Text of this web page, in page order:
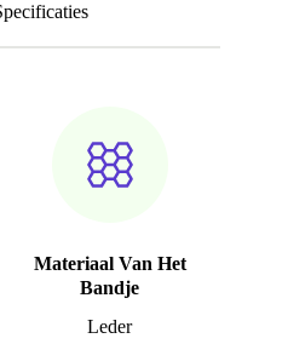
Materiaal Van Het
Bandje
Leder